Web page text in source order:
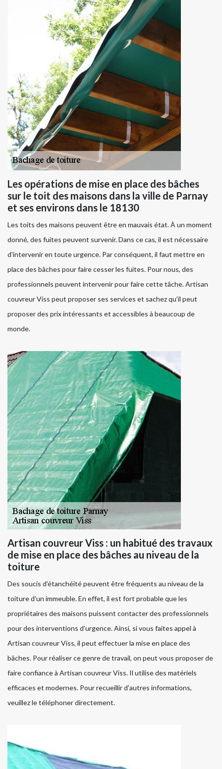
Les opérations de mise en place des bâches
sur le toit des maisons dans la ville de Parnay
et ses environs dans le 18130
Les toits des maisons peuvent être en mauvais état. À un moment
donné, des fuites peuvent survenir. Dans ce cas, il est nécessaire
d'intervenir en toute urgence. Par conséquent, il faut mettre en
place des bâches pour faire cesser les fuites. Pour nous, des
professionnels peuvent intervenir pour faire cette tâche. Artisan
couvreur Viss peut proposer ses services et sachez qu'il peut
proposer des prix intéressants et accessibles à beaucoup de
monde.
Artisan couvreur Viss : un habitué des travaux
de mise en place des bâches au niveau de la
toiture
Des soucis d'étanchéité peuvent être fréquents au niveau de la
toiture d'un immeuble. En effet, il est fort probable que les
propriétaires des maisons puissent contacter des professionnels
pour des interventions d'urgence. Ainsi, si vous faites appel à
Artisan couvreur Viss, il peut effectuer la mise en place des
bâches. Pour réaliser ce genre de travail, on peut vous proposer de
faire confiance à Artisan couvreur Viss. Il utilise des matériels
efficaces et modernes. Pour recueillir d'autres informations,
veuillez le téléphoner directement.